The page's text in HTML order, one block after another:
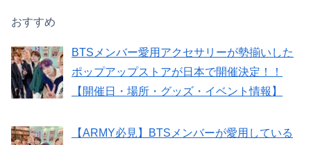
おすすめ
BTSメンバー愛用アクセサリーが勢揃いした
ポップアップストアが日本で開催決定！！
【開催日・場所・グッズ・イベント情報】
【ARMY必見】BTSメンバーが愛用している